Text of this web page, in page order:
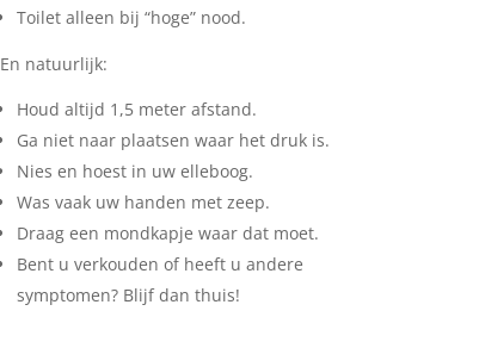
Toilet alleen bij “hoge” nood.
En natuurlijk:
Houd altijd 1,5 meter afstand.
Ga niet naar plaatsen waar het druk is.
Nies en hoest in uw elleboog.
Was vaak uw handen met zeep.
Draag een mondkapje waar dat moet.
Bent u verkouden of heeft u andere
symptomen? Blijf dan thuis!